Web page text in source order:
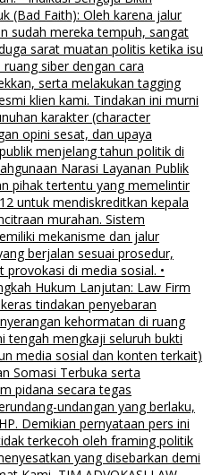
(Bad Faith): Oleh karena jalur
sudah mereka tempuh, sangat
sarat muatan politis ketika isu
siber dengan cara
serta melakukan tagging
klien kami. Tindakan ini murni
karakter (character
opini sesat, dan upaya
menjelang tahun politik di
Narasi Layanan Publik
pihak tertentu yang memelintir
untuk mendiskreditkan kepala
murahan. Sistem
mekanisme dan jalur
berjalan sesuai prosedur,
di media sosial. •
Hukum Lanjutan: Law Firm
tindakan penyebaran
kehormatan di ruang
tengah mengkaji seluruh bukti
media sosial dan konten terkait)
Somasi Terbuka serta
pidana secara tegas
undangan yang berlaku,
Demikian pernyataan pers ini
terkecoh oleh framing politik
yang disebarkan demi